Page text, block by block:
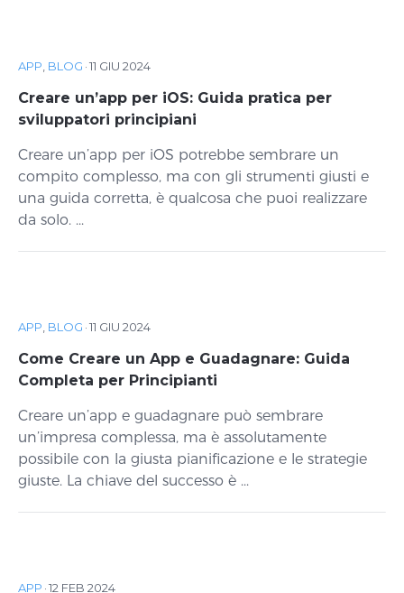
APP BLOG ·11 GIU 2024
Creare un’app per iOS: Guida pratica per
sviluppatori principiani
Creare un’app per iOS potrebbe sembrare un
compito complesso, ma con gli strumenti giusti e
una guida corretta, è qualcosa che puoi realizzare
da solo. ...
APP BLOG ·11 GIU 2024
Come Creare un App e Guadagnare: Guida
Completa per Principianti
Creare un’app e guadagnare può sembrare
un’impresa complessa, ma è assolutamente
possibile con la giusta pianificazione e le strategie
giuste. La chiave del successo è ...
APP ·12 FEB 2024